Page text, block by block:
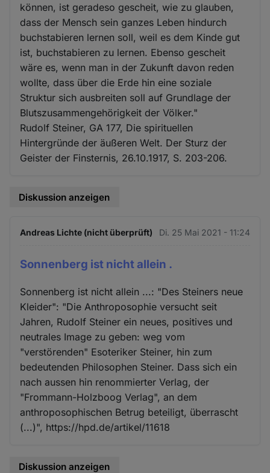
können, ist geradeso gescheit, wie zu glauben,
dass der Mensch sein ganzes Leben hindurch
buchstabieren lernen soll, weil es dem Kinde gut
ist, buchstabieren zu lernen. Ebenso gescheit
wäre es, wenn man in der Zukunft davon reden
wollte, dass über die Erde hin eine soziale
Struktur sich ausbreiten soll auf Grundlage der
Blutszusammengehörigkeit der Völker."
Rudolf Steiner, GA 177, Die spirituellen
Hintergründe der äußeren Welt. Der Sturz der
Geister der Finsternis, 26.10.1917, S. 203-206.
Diskussion anzeigen
Andreas Lichte (nicht überprüft) Di. 25 Mai 2021 - 11:24
Sonnenberg ist nicht allein .
Sonnenberg ist nicht allein ...: "Des Steiners neue
Kleider": "Die Anthroposophie versucht seit
Jahren, Rudolf Steiner ein neues, positives und
neutrales Image zu geben: weg vom
"verstörenden" Esoteriker Steiner, hin zum
bedeutenden Philosophen Steiner. Dass sich ein
nach aussen hin renommierter Verlag, der
"Frommann-Holzboog Verlag", an dem
anthroposophischen Betrug beteiligt, überrascht
(...)", https://hpd.de/artikel/11618
Diskussion anzeigen